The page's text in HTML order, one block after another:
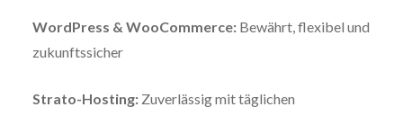
WordPress & WooCommerce:Bewährt, flexibel und
zukunftssicher
Strato-Hosting:Zuverlässig mit täglichen